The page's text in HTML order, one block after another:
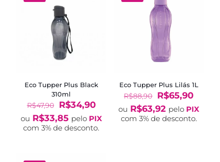
Eco Tupper Plus Black
310ml
R$47,90
O
preço
original
era:
R$34,90O
preço
atual
é:
ou R$33,85 pelo PIX
com 3% de desconto.
Eco Tupper Plus Lilás 1L
R$88,90 O
preço
original
era:
R$65,90O
preço
atual
é:
ou R$63,92 pelo PIX
com 3% de desconto.